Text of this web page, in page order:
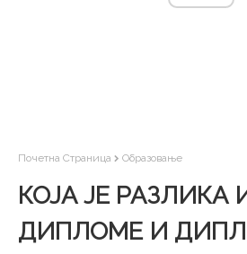
Почетна Страница Образовање
КОЈА ЈЕ РАЗЛИКА
ДИПЛОМЕ И